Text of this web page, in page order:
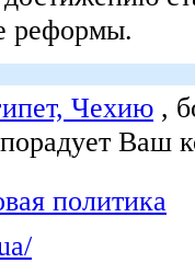
реформы.
Чехию ,
Ваш
политика